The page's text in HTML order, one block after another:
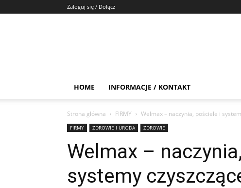
Zaloguj się / Dołącz
HOME INFORMACJE / KONTAKT
Strona główna FIRMY Welmax – naczynia, pościele i
FIRMY ZDROWIE I URODA ZDROWIE
Welmax –
systemy